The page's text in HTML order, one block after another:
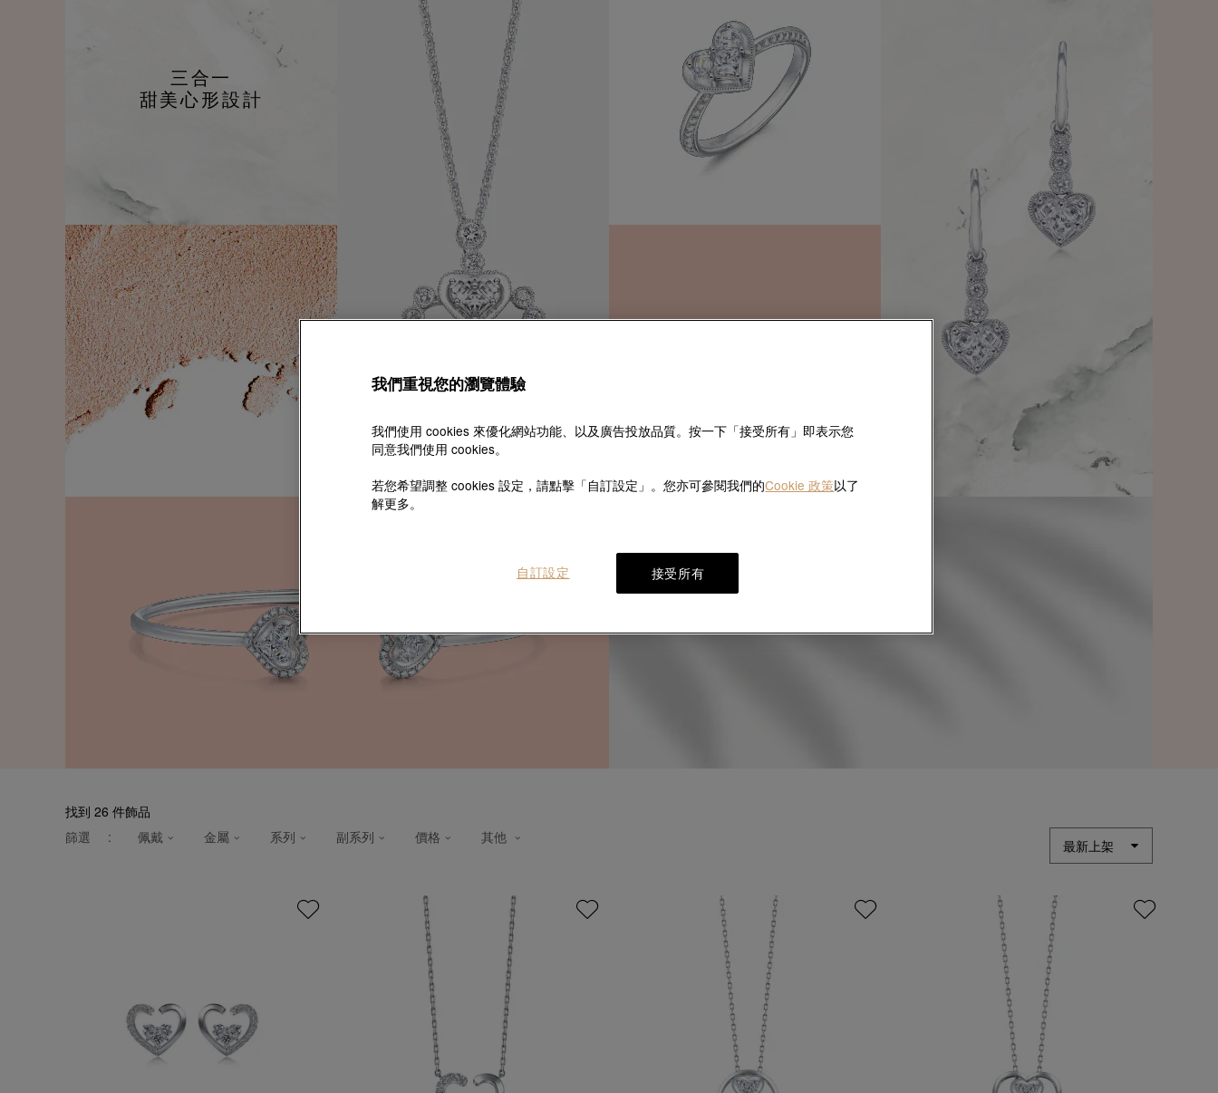
三合一
甜美心形設計
找到 26 件飾品
篩選
: 佩戴 金屬 系列 副系列 價格 其他
我們重視您的瀏覽體驗
我們使用 cookies 來優化網站功能、以及廣告投放品質。按一下「接受所有」即表示您
同意我們使用 cookies。
若您希望調整 cookies 設定，請點擊「自訂設定」。您亦可參閱我們的Cookie 政策以了
解更多。
接受所有
自訂設定